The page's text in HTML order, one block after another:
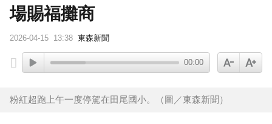
場賜福攤商
2026-04-15 13:38 東森新聞
00:00
粉紅超跑上午一度停駕在田尾國小。（圖／東森新聞）